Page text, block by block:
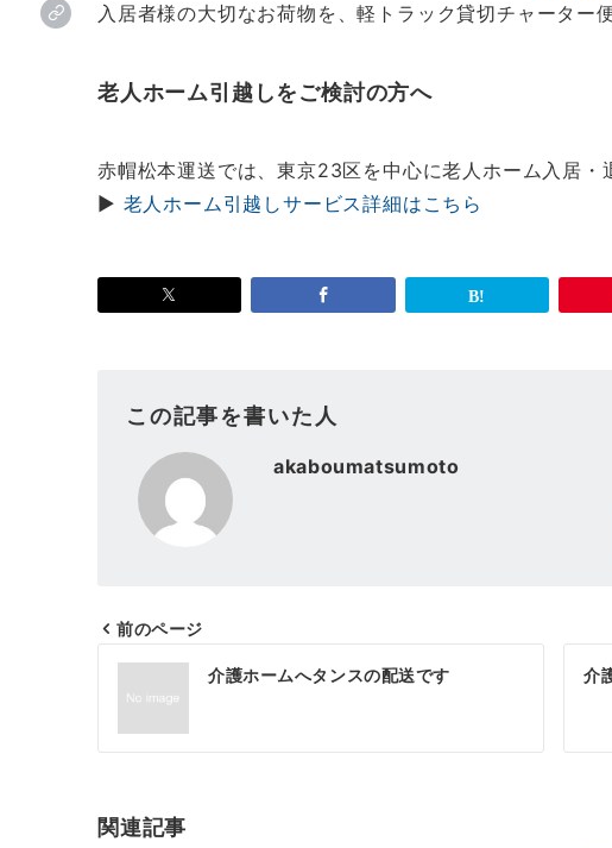
入居者様の大切なお荷物を、軽トラック貸切チャーター
老人ホーム引越しをご検討の方へ
赤帽松本運送では、東京23区を中心に老人ホーム入居・
▶ 老人ホーム引越しサービス詳細はこちら
この記事を書いた人
akaboumatsumoto
投
ナ
ゲ
前のページ
介護ホームへタンスの配送です 介
関連記事